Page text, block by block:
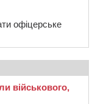
офіцерське
військового,